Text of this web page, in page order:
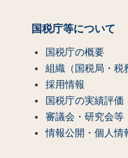
国税庁等について
国税庁の概要
組織（国税局・税
採用情報
国税庁の実績評価
審議会・研究会等
情報公開・個人情